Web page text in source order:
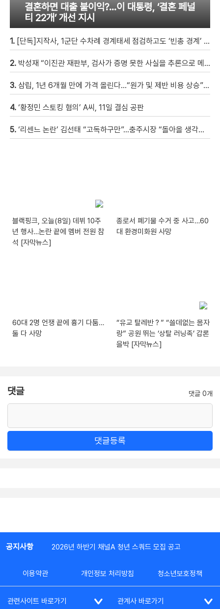
결혼하면 대출 불이익?…이 대통령, ‘결혼 페널
티 22개’ 개선 지시
1. [단독]지작사, 1군단 수차례 경계태세 점검하고도 ‘빈총 경계’ 몰랐다
2. 박성재 “이진관 재판부, 검사가 증명 못한 사실을 추론으로 메꿔” [현장영상]
3. 삼립, 1년 6개월 만에 가격 올린다…“원가 및 제반 비용 상승” [자막뉴스]
4. ‘황정민 스토킹 혐의’ A씨, 11일 결심 공판
5. ‘리센느 논란’ 김선태 “고독하구만”…충주시장 “돌아올 생각은?”
블랙핑크, 오늘(8일) 데뷔 10주
년 행사…논란 끝에 멤버 전원 참
석 [자막뉴스]
종로서 폐기물 수거 중 사고…60
대 환경미화원 사망
60대 2명 언쟁 끝에 흉기 다툼…
둘 다 사망
“유교 탈레반？” “쓸데없는 몸자
랑” 공원 뛰는 ‘상탈 러닝족’ 갑론
을박 [자막뉴스]
댓글 댓글 0개
댓글등록
공지사항 2026년 하반기 채널A 청년 스쿼드 모집 공고
이용약관 개인정보 처리방침 청소년보호정책
관련사이트 바로가기 관계사 바로가기